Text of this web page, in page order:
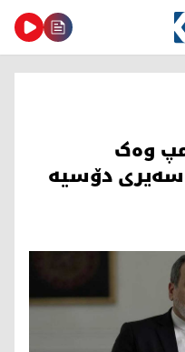
وەک
سەیری دۆسیە